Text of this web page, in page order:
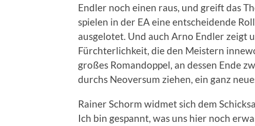
Endler noch einen raus, und greift das
spielen in der EA eine entscheidende
ausgelotet. Und auch Arno Endler zeigt
Fürchterlichkeit, die den Meistern
großes Romandoppel, an dessen Ende
durchs Neoversum ziehen, ein ganz
Rainer Schorm widmet sich dem
Ich bin gespannt, was uns hier noch